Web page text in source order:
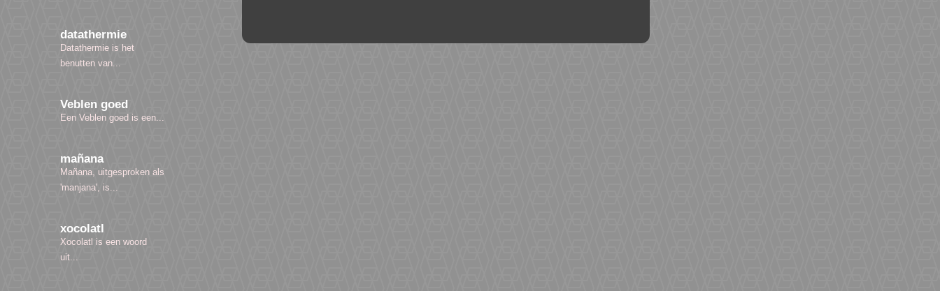
datathermie
Datathermie is het
benutten van...
Veblen goed
Een Veblen goed is een...
mañana
Mañana, uitgesproken als
'manjana', is...
xocolatl
Xocolatl is een woord
uit...